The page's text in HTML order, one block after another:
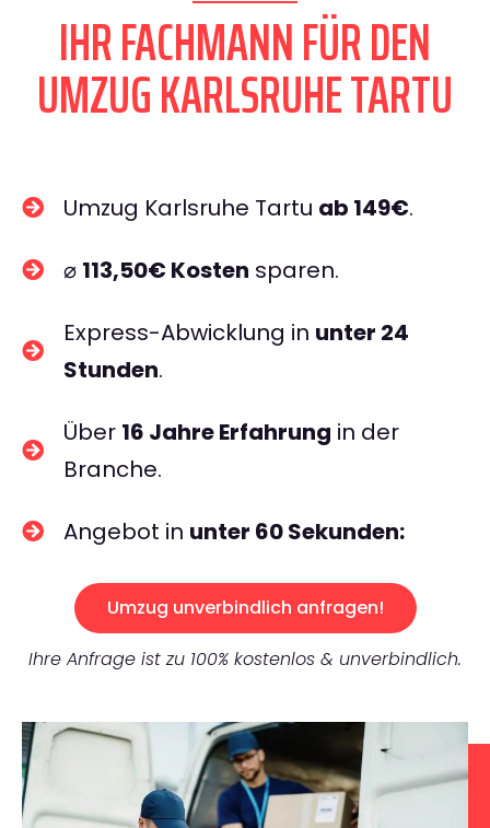
IHR FACHMANN FÜR DEN
UMZUG KARLSRUHE TARTU
Umzug Karlsruhe Tartu ab 149€.
⌀ 113,50€ Kosten sparen.
Express-Abwicklung in unter 24
Stunden.
Über 16 Jahre Erfahrung in der
Branche.
Angebot in unter 60 Sekunden:
Umzug unverbindlich anfragen!
Ihre Anfrage ist zu 100% kostenlos & unverbindlich.